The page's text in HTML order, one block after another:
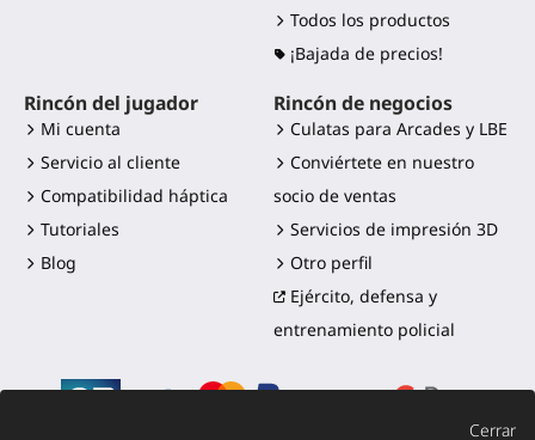
Todos los productos
¡Bajada de precios!
Rincón del jugador
Mi cuenta
Servicio al cliente
Compatibilidad háptica
Tutoriales
Blog
Rincón de negocios
Culatas para Arcades y LBE
Conviértete en nuestro
socio de ventas
Servicios de impresión 3D
Otro perfil
Ejército, defensa y
entrenamiento policial
Cerrar